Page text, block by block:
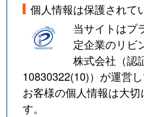
個人情報は保護されて
当サイトはプ
定企業のリビ
株式会社（認
10830322(10)）が運営し
お客様の個人情報は大切
す。